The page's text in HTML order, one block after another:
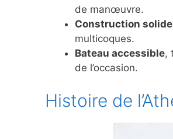
de manœuvre.
Construction
multicoques.
Bateau accessible,
de l’occasion.
Histoire de